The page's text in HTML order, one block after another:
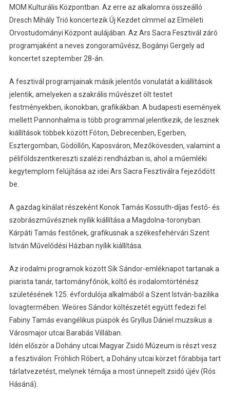
MOM Kulturális Központban. Az erre az alkalomra összeálló
Dresch Mihály Trió koncertezik Új Kezdet címmel az Elméleti
Orvostudományi Központ aulájában. Az Ars Sacra Fesztivál záró
programjaként a neves zongoraművész, Bogányi Gergely ad
koncertet szeptember 28-án.
A fesztivál programjainak másik jelentős vonulatát a kiállítások
jelentik, amelyeken a szakrális művészet ölt testet
festményekben, ikonokban, grafikákban. A budapesti események
mellett Pannonhalma is több programmal jelentkezik, de lesznek
kiállítások többek között Fóton, Debrecenben, Egerben,
Esztergomban, Gödöllőn, Kaposváron, Mezőkövesden, valamint a
péliföldszentkereszti szalézi rendházban is, ahol a műemléki
kegytemplom felújítása az idei Ars Sacra Fesztiválra fejeződött
be.
A gazdag kínálat részeként Konok Tamás Kossuth-díjas festő- és
szobrászművésznek nyílik kiállítása a Magdolna-toronyban.
Kárpáti Tamás festőnek, grafikusnak a székesfehérvári Szent
István Művelődési Házban nyílik kiállítása.
Az irodalmi programok között Sík Sándor-emléknapot tartanak a
piarista tanár, tartományfőnök, költő és irodalomtörténész
születésének 125. évfordulója alkalmából a Szent István-bazilika
lovagtermében. Weöres Sándor költészetét együtt fedezi fel
Fabiny Tamás evangélikus püspök és Gryllus Dániel muzsikus a
Városmajor utcai Barabás Villában.
Idén először a Dohány utcai Magyar Zsidó Múzeum is részt vesz
a fesztiválon: Fröhlich Róbert, a Dohány utcai körzet főrabbija tart
tárlatvezetést, melynek témája a most ünnepelt zsidó újév (Rós
Hásáná).